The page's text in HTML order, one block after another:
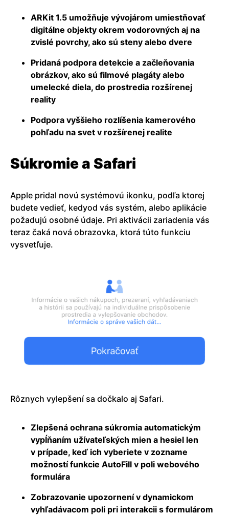
ARKit 1.5 umožňuje vývojárom umiestňovať
digitálne objekty okrem vodorovných aj na
zvislé povrchy, ako sú steny alebo dvere
Pridaná podpora detekcie a začleňovania
obrázkov, ako sú filmové plagáty alebo
umelecké diela, do prostredia rozšírenej
reality
Podpora vyššieho rozlíšenia kamerového
pohľadu na svet v rozšírenej realite
Súkromie a Safari
Apple pridal novú systémovú ikonku, podľa ktorej
budete vedieť, kedyod vás systém, alebo aplikácie
požadujú osobné údaje. Pri aktivácii zariadenia vás
teraz čaká nová obrazovka, ktorá túto funkciu
vysvetľuje.
Rôznych vylepšení sa dočkalo aj Safari.
Zlepšená ochrana súkromia automatickým
vypĺňaním užívateľských mien a hesiel len
v prípade, keď ich vyberiete v zozname
možností funkcie AutoFill v poli webového
formulára
Zobrazovanie upozornení v dynamickom
vyhľadávacom poli pri interakcii s formulárom